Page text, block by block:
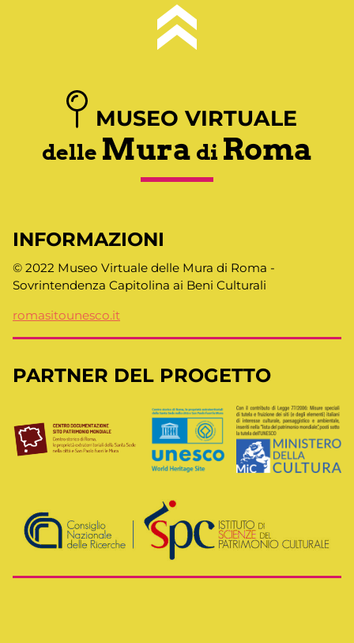
MUSEO VIRTUALE
delle Mura di Roma
INFORMAZIONI
© 2022 Museo Virtuale delle Mura di Roma -
Sovrintendenza Capitolina ai Beni Culturali
romasitounesco.it
PARTNER DEL PROGETTO